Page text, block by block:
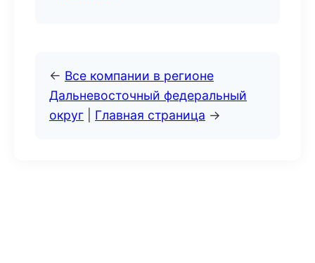
← Все компании в регионе
Дальневосточный федеральный
округ
Главная страница →